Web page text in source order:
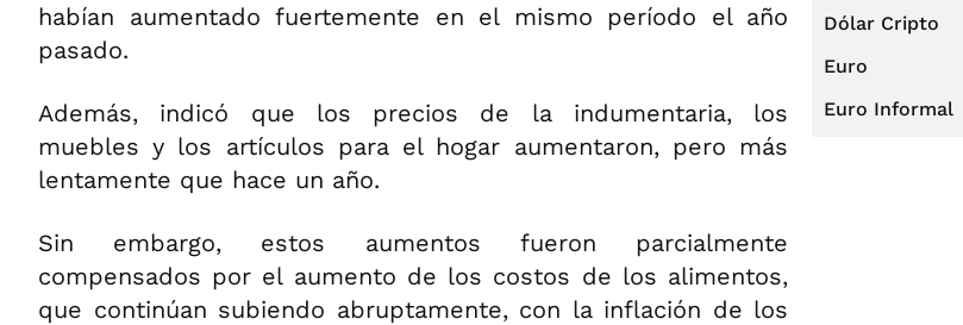
habían aumentado fuertemente en el mismo período el año
pasado.
Además, indicó que los precios de la indumentaria, los
muebles y los artículos para el hogar aumentaron, pero más
lentamente que hace un año.
Sin embargo, estos aumentos fueron parcialmente
compensados por el aumento de los costos de los alimentos,
que continúan subiendo abruptamente, con la inflación de los
Dólar Cripto
Euro
Euro Informal